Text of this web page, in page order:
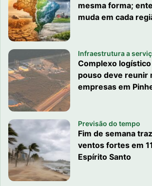
mesma forma;
muda em cada
Infraestrutura a
Complexo
pouso deve reunir
empresas em
Previsão do tempo
Fim de semana
ventos fortes em
Espírito Santo